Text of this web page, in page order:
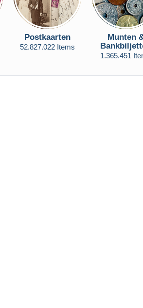
Postkaarten
52.827.022 Items
Munten
1.365.451